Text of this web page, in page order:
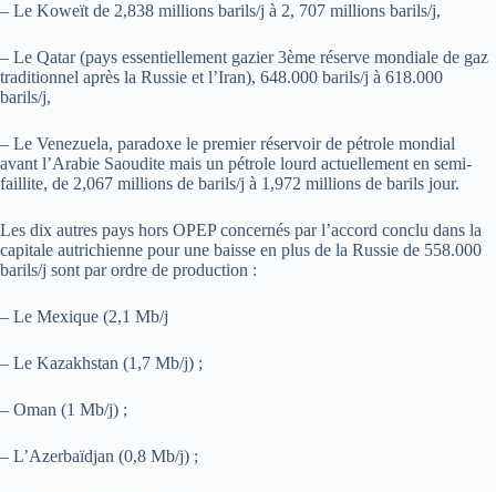
– Le Koweït de 2,838 millions barils/j à 2, 707 millions barils/j,
– Le Qatar (pays essentiellement gazier 3ème réserve mondiale de gaz
traditionnel après la Russie et l’Iran), 648.000 barils/j à 618.000
barils/j,
– Le Venezuela, paradoxe le premier réservoir de pétrole mondial
avant l’Arabie Saoudite mais un pétrole lourd actuellement en semi-
faillite, de 2,067 millions de barils/j à 1,972 millions de barils jour.
Les dix autres pays hors OPEP concernés par l’accord conclu dans la
capitale autrichienne pour une baisse en plus de la Russie de 558.000
barils/j sont par ordre de production :
– Le Mexique (2,1 Mb/j
– Le Kazakhstan (1,7 Mb/j) ;
– Oman (1 Mb/j) ;
– L’Azerbaïdjan (0,8 Mb/j) ;